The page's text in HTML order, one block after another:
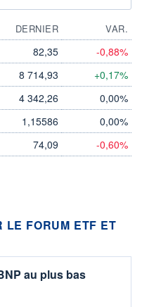
DERNIER
VAR.
82,35 -0,88%
8 714,93 +0,17%
4 342,26 0,00%
1,15586 0,00%
74,09 -0,60%
LE FORUM ETF ET
au plus bas